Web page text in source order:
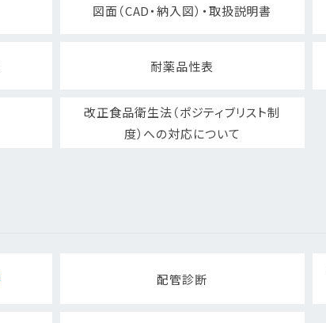
図面（CAD・納入図）・取扱説明書
耐薬品性表
改正食品衛生法（ポジティブリスト制
度）への対応について
配管診断